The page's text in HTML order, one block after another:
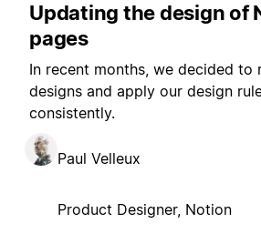
Updating the design of
pages
In recent months, we decided to
designs and apply our design
consistently.
Paul Velleux
Product Designer, Notion